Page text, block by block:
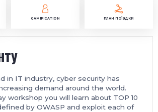
GAMIFICATION ПЛАН ПОЇЗДКИ
in IT industry, cyber security has
demand around the world.
workshop you will learn about TOP 10
by OWASP and exploit each of